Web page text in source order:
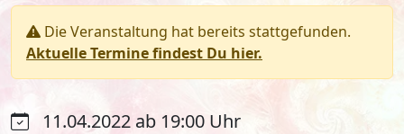
Die Veranstaltung hat bereits stattgefunden.
Aktuelle Termine findest Du hier.
11.04.2022 ab 19:00 Uhr